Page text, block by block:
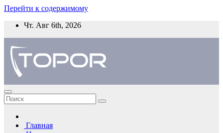
Перейти к содержимому
Чт. Авг 6th, 2026
Главная